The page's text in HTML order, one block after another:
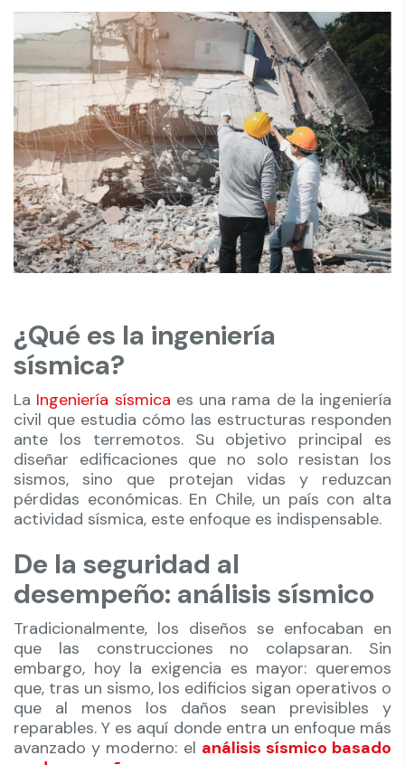
¿Qué es la ingeniería
sísmica?
La Ingeniería sísmica es una rama de la ingeniería
civil que estudia cómo las estructuras responden
ante los terremotos. Su objetivo principal es
diseñar edificaciones que no solo resistan los
sismos, sino que protejan vidas y reduzcan
pérdidas económicas. En Chile, un país con alta
actividad sísmica, este enfoque es indispensable.
De la seguridad al
desempeño: análisis sísmico
Tradicionalmente, los diseños se enfocaban en
que las construcciones no colapsaran. Sin
embargo, hoy la exigencia es mayor: queremos
que, tras un sismo, los edificios sigan operativos o
que al menos los daños sean previsibles y
reparables. Y es aquí donde entra un enfoque más
avanzado y moderno: el análisis sísmico basado